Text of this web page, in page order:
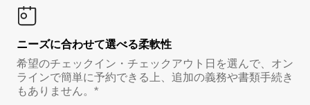
ニーズに合わせて選べる柔軟性
希望のチェックイン・チェックアウト日を選んで、オン
ラインで簡単に予約できる上、追加の義務や書類手続き
もありません。*